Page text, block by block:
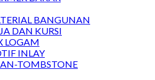
BANGUNAN
DAN KURSI
LOGAM
INLAY
TOMBSTONE